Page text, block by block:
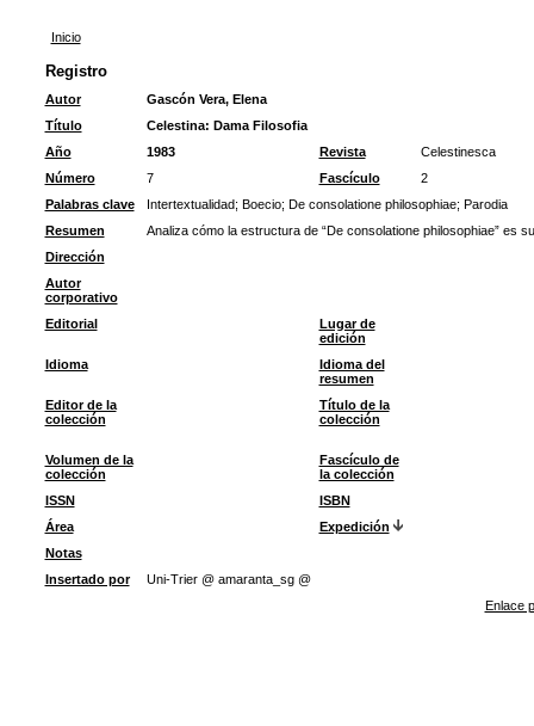
Inicio
Registro
Autor
Gascón Vera, Elena
Título
Celestina: Dama Filosofia
Año
1983 Revista
Celestinesca
Número
7 Fascículo
2
Palabras clave
Intertextualidad; Boecio; De consolatione philosophiae; Parodia
Resumen
Analiza cómo la estructura de “De consolatione philosophiae” es
Dirección
Autor
corporativo
Editorial
Lugar de
edición
Idioma
Idioma del
resumen
Editor de la
colección
Título de la
colección
Volumen de la
colección
Fascículo de
la colección
ISSN
ISBN
Área
Expedición
Notas
Insertado por
Uni-Trier @ amaranta_sg @
Enlace